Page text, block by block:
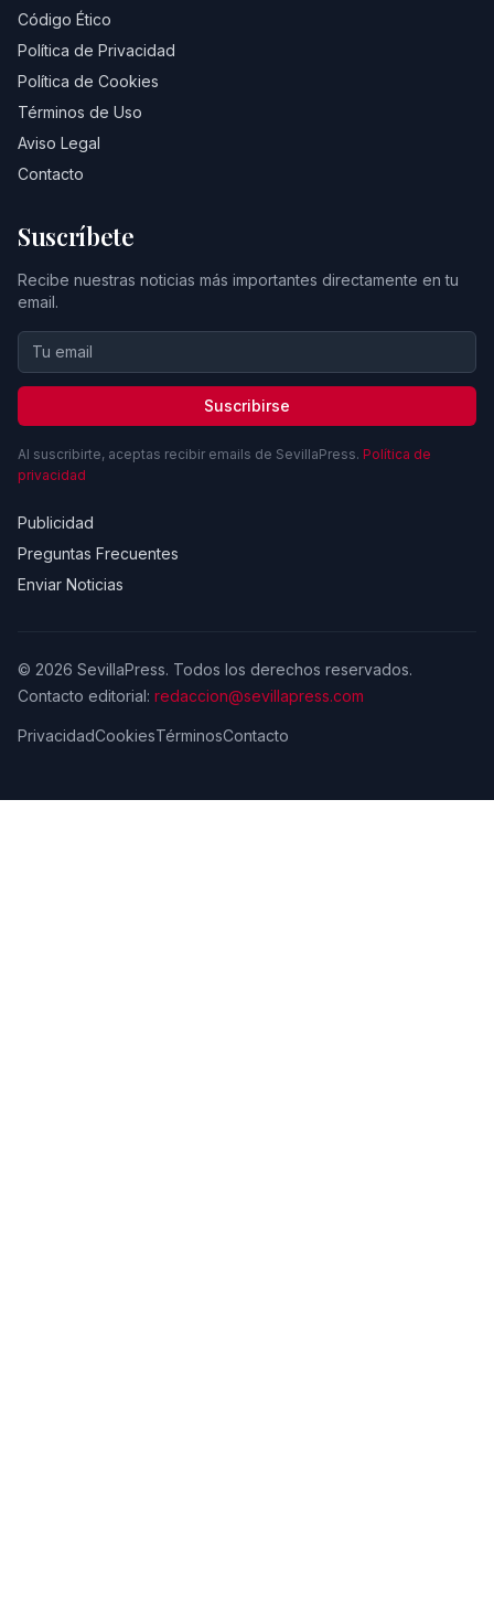
Código Ético
Política de Privacidad
Política de Cookies
Términos de Uso
Aviso Legal
Contacto
Suscríbete
Recibe nuestras noticias más importantes directamente en tu
email.
Suscribirse
Al suscribirte, aceptas recibir emails de SevillaPress. Política de
privacidad
Publicidad
Preguntas Frecuentes
Enviar Noticias
© 2026 SevillaPress. Todos los derechos reservados.
Contacto editorial: redaccion@sevillapress.com
PrivacidadCookiesTérminosContacto